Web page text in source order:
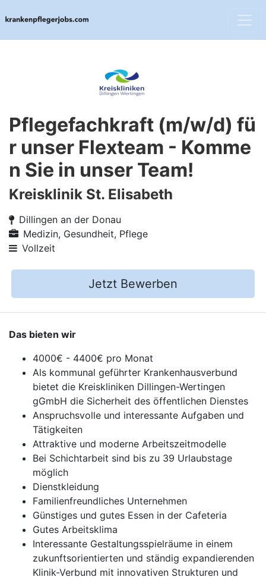
Pflegefachkraft (m/w/d) fü
r unser Flexteam - Komme
n Sie in unser Team!
Kreisklinik St. Elisabeth
Dillingen an der Donau
Medizin, Gesundheit, Pflege
Vollzeit
Jetzt Bewerben
Das bieten wir
4000€ - 4400€ pro Monat
Als kommunal geführter Krankenhausverbund
bietet die Kreiskliniken Dillingen-Wertingen
gGmbH die Sicherheit des öffentlichen Dienstes
Anspruchsvolle und interessante Aufgaben und
Tätigkeiten
Attraktive und moderne Arbeitszeitmodelle
Bei Schichtarbeit sind bis zu 39 Urlaubstage
möglich
Dienstkleidung
Familienfreundliches Unternehmen
Günstiges und gutes Essen in der Cafeteria
Gutes Arbeitsklima
Interessante Gestaltungsspielräume in einem
zukunftsorientierten und ständig expandierenden
Klinik-Verbund mit innovativen Strukturen und